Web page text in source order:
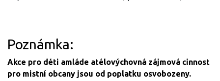
Poznámka:
Akce pro déti amláde atélovýchovná zájmová cinnost
pro mistní obcany jsou od poplatku osvobozeny.